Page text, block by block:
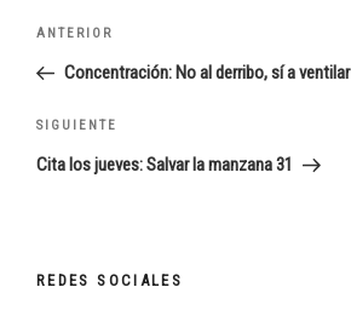
Navegación
entradas
Entrada
anterior:
ANTERIOR
Concentración: No al derribo, sí a ventilar
Siguiente
entrada
SIGUIENTE
Cita los jueves: Salvar la manzana 31
REDES SOCIALES